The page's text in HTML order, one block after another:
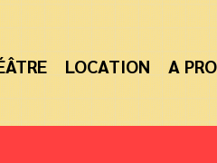
LOCATION A